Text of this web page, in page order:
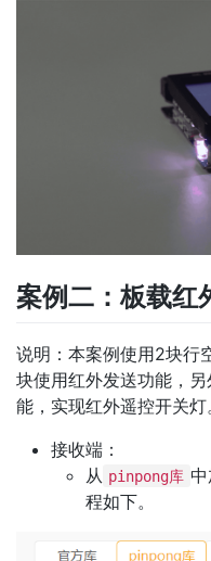
案例二：板载红
说明：本案例使用2块行
块使用红外发送功能，
能，实现红外遥控开关灯
接收端：
从 pinpong库
程如下。